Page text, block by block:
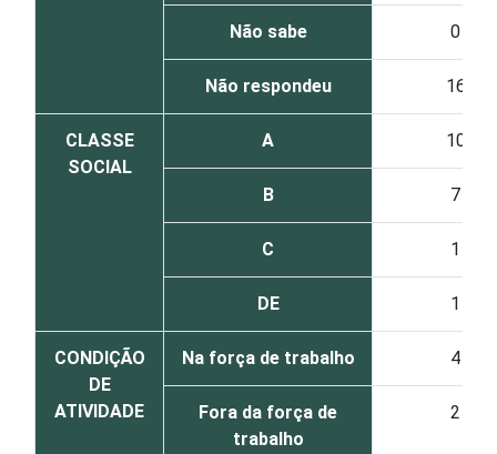
Não sabe 0
Não respondeu 16
CLASSE
SOCIAL
A 10
B 7
C 1
DE 1
CONDIÇÃO
DE
ATIVIDADE
Na força de trabalho 4
Fora da força de
trabalho
2